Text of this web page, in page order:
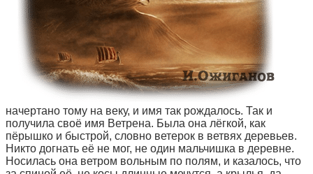
начертано тому на веку, и имя так рождалось. Так и
получила своё имя Ветрена. Была она лёгкой, как
пёрышко и быстрой, словно ветерок в ветвях деревьев.
Никто догнать её не мог, не один мальчишка в деревне.
Носилась она ветром вольным по полям, и казалось, что